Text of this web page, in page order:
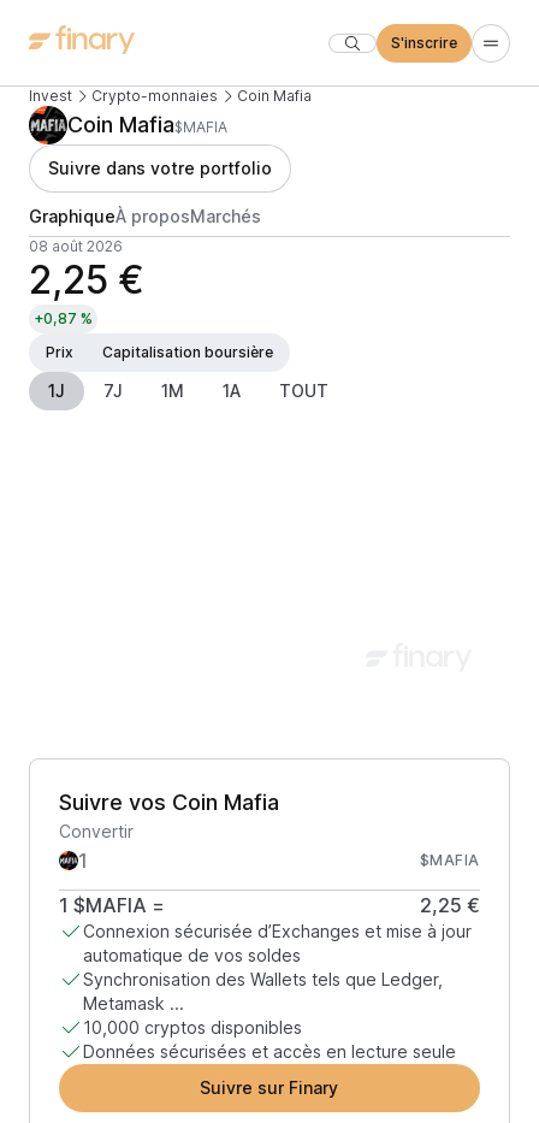
S'inscrire
Invest Crypto-monnaies Coin Mafia
Coin Mafia$MAFIA
Suivre dans votre portfolio
GraphiqueÀ proposMarchés
08 août 2026
2,25 €
+0,87 %
Prix
Capitalisation boursière
1J 7J 1M 1A TOUT
Suivre vos Coin Mafia
Convertir
$MAFIA
1 $MAFIA = 2,25 €
Connexion sécurisée d’Exchanges et mise à jour
automatique de vos soldes
Synchronisation des Wallets tels que Ledger,
Metamask ...
10,000 cryptos disponibles
Données sécurisées et accès en lecture seule
Suivre sur Finary